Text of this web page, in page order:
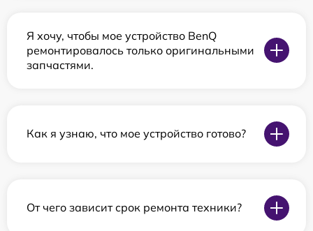
Я хочу, чтобы мое устройство BenQ
ремонтировалось только оригинальными
запчастями.
Как я узнаю, что мое устройство готово?
От чего зависит срок ремонта техники?